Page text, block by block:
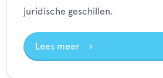
juridische geschillen.
Lees meer